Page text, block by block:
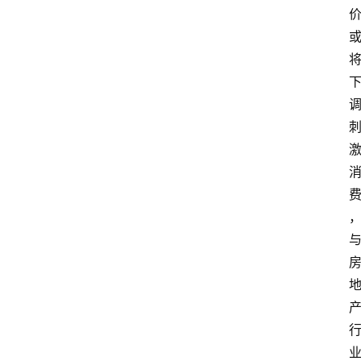
价
或
将
下
调
刺
激
消
费
，
与
房
地
产
行
业